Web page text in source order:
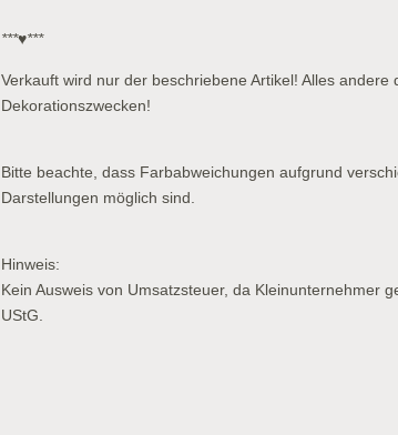
***♥***
Verkauft wird nur der beschriebene Artikel! Alles andere
Dekorationszwecken!
Bitte beachte, dass Farbabweichungen aufgrund
Darstellungen möglich sind.
Hinweis:
Kein Ausweis von Umsatzsteuer, da Kleinunternehmer
UStG.